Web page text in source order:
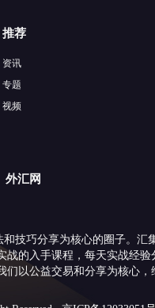
推荐
资讯
专题
视频
外汇网
技巧分享为核心的圈子。
战的入手课程，每天实战经
以公益交易和分享为核心